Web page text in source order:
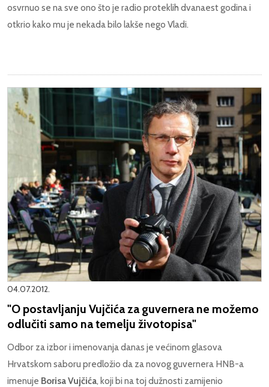
osvrnuo se na sve ono što je radio proteklih dvanaest godina i
otkrio kako mu je nekada bilo lakše nego Vladi.
04.07.2012.
"O postavljanju Vujčića za guvernera ne možemo
odlučiti samo na temelju životopisa"
Odbor za izbor i imenovanja danas je većinom glasova
Hrvatskom saboru predložio da za novog guvernera HNB-a
imenuje Borisa Vujčića, koji bi na toj dužnosti zamijenio